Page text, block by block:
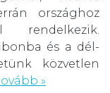
országhoz
rendelkezik.
és a dél-
közvetlen
»